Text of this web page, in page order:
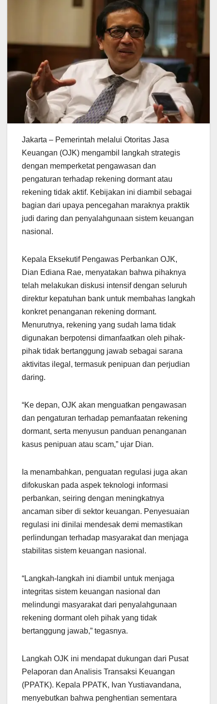
Jakarta – Pemerintah melalui Otoritas Jasa
Keuangan (OJK) mengambil langkah strategis
dengan memperketat pengawasan dan
pengaturan terhadap rekening dormant atau
rekening tidak aktif. Kebijakan ini diambil sebagai
bagian dari upaya pencegahan maraknya praktik
judi daring dan penyalahgunaan sistem keuangan
nasional.
Kepala Eksekutif Pengawas Perbankan OJK,
Dian Ediana Rae, menyatakan bahwa pihaknya
telah melakukan diskusi intensif dengan seluruh
direktur kepatuhan bank untuk membahas langkah
konkret penanganan rekening dormant.
Menurutnya, rekening yang sudah lama tidak
digunakan berpotensi dimanfaatkan oleh pihak-
pihak tidak bertanggung jawab sebagai sarana
aktivitas ilegal, termasuk penipuan dan perjudian
daring.
“Ke depan, OJK akan menguatkan pengawasan
dan pengaturan terhadap pemanfaatan rekening
dormant, serta menyusun panduan penanganan
kasus penipuan atau scam,” ujar Dian.
Ia menambahkan, penguatan regulasi juga akan
difokuskan pada aspek teknologi informasi
perbankan, seiring dengan meningkatnya
ancaman siber di sektor keuangan. Penyesuaian
regulasi ini dinilai mendesak demi memastikan
perlindungan terhadap masyarakat dan menjaga
stabilitas sistem keuangan nasional.
“Langkah-langkah ini diambil untuk menjaga
integritas sistem keuangan nasional dan
melindungi masyarakat dari penyalahgunaan
rekening dormant oleh pihak yang tidak
bertanggung jawab,” tegasnya.
Langkah OJK ini mendapat dukungan dari Pusat
Pelaporan dan Analisis Transaksi Keuangan
(PPATK). Kepala PPATK, Ivan Yustiavandana,
menyebutkan bahwa penghentian sementara